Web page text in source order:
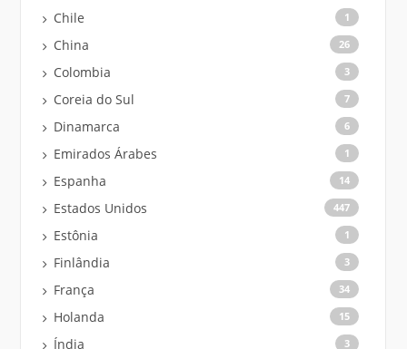
Chile 1
China 26
Colombia 3
Coreia do Sul 7
Dinamarca 6
Emirados Árabes 1
Espanha 14
Estados Unidos 447
Estônia 1
Finlândia 3
França 34
Holanda 15
Índia 3